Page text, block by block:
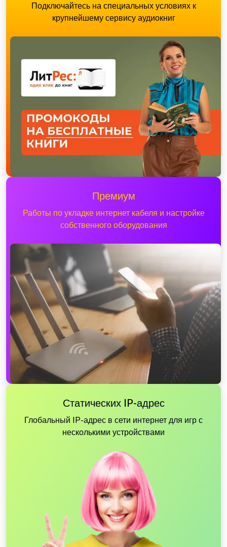
Подключайтесь на специальных условиях к
крупнейшему сервису аудиокниг
Премиум
Работы по укладке интернет кабеля и настройке
собственного оборудования
Статических IP-адрес
Глобальный IP-адрес в сети интернет для игр с
несколькими устройствами